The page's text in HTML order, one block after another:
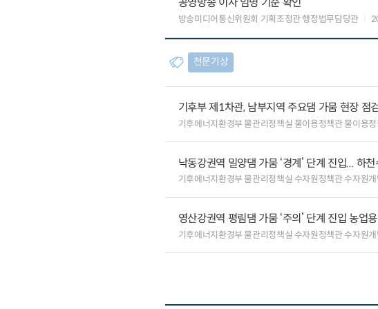
공영방송 이사 임명 기준 확인
방송미디어통신위원회 기획조정관 행정법무담당관
천문기상
기후부 제1차관, 남부지역 주요댐 가뭄 현장 점
기후에너지환경부 물관리정책실 물이용정책관 물이용
낙동강권역 밀양댐 가뭄 ‘경계’ 단계 진입... 하
기후에너지환경부 물관리정책실 수자원정책관 수자원
영산강권역 평림댐 가뭄 ‘주의’ 단계 진입 농업
기후에너지환경부 물관리정책실 수자원정책관 수자원